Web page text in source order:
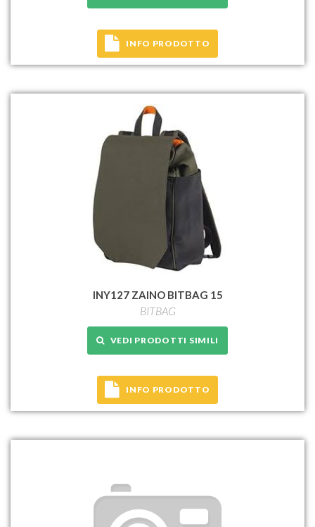
INFO PRODOTTO
INY127 ZAINO BITBAG 15
BITBAG
VEDI PRODOTTI SIMILI
INFO PRODOTTO